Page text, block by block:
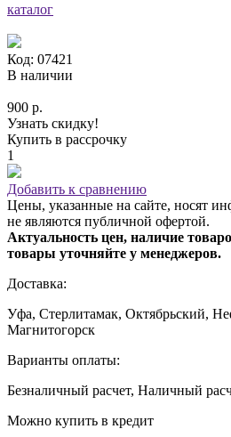
каталог
Код: 07421
В наличии
900 р.
Узнать скидку!
Купить в рассрочку
1
Добавить к сравнению
Цены, указанные на сайте, носят
не являются публичной офертой.
Актуальность цен, наличие
товары уточняйте у менеджеров.
Доставка:
Уфа, Стерлитамак, Октябрьский,
Магнитогорск
Варианты оплаты:
Безналичный расчет, Наличный
Можно купить в кредит